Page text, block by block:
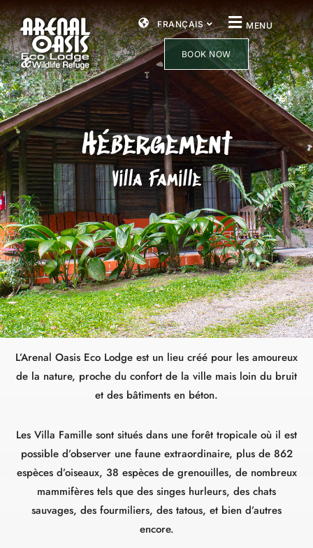
FRANÇAIS MENU
BOOK NOW
Hébergement
Villa Famille
L’Arenal Oasis Eco Lodge est un lieu créé pour les amoureux
de la nature, proche du confort de la ville mais loin du bruit
et des bâtiments en béton.
Les Villa Famille sont situés dans une forêt tropicale où il est
possible d’observer une faune extraordinaire, plus de 862
espèces d’oiseaux, 38 espèces de grenouilles, de nombreux
mammifères tels que des singes hurleurs, des chats
sauvages, des fourmiliers, des tatous, et bien d’autres
encore.